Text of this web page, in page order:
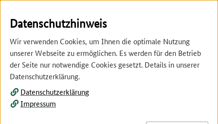
Springe
Hauptnavigation
Springe
InhaltDatenschutzhinweis
Wir verwenden Cookies, um Ihnen die optimale Nutzung
unserer Webseite zu ermöglichen. Es werden für den Betrieb
der Seite nur notwendige Cookies gesetzt. Details in unserer
Datenschutzerklärung.
Datenschutzerklärung
Impressum